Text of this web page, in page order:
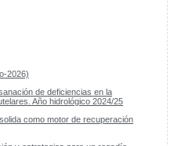
2026)
de deficiencias en la
Año hidrológico 2024/25
como motor de recuperación